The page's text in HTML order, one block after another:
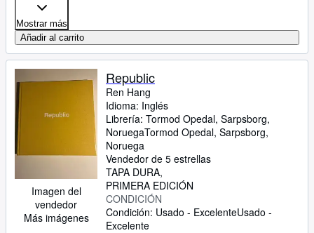
Mostrar más
Añadir al carrito
Imagen del
vendedor
Más imágenes
Republic
Ren Hang
Idioma: Inglés
Librería: Tormod Opedal, Sarpsborg,
NoruegaTormod Opedal, Sarpsborg,
Noruega
Vendedor de 5 estrellas
TAPA DURA
PRIMERA EDICIÓN
CONDICIÓN
Condición: Usado - ExcelenteUsado -
Excelente